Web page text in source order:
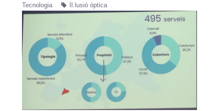
Tecnologia
Il.lusió òptica